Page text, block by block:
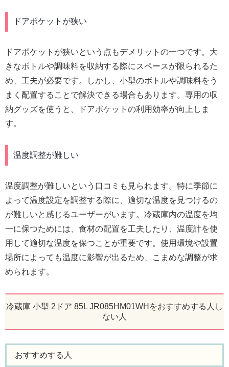
ドアポケットが狭い
ドアポケットが狭いという点もデメリットの一つです。大
きなボトルや調味料を収納する際にスペースが限られるた
め、工夫が必要です。しかし、小型のボトルや調味料をう
まく配置することで解決できる場合もあります。専用の収
納グッズを使うと、ドアポケットの利用効率が向上しま
す。
温度調整が難しい
温度調整が難しいという口コミも見られます。特に季節に
よって温度設定を調整する際に、適切な温度を見つけるの
が難しいと感じるユーザーがいます。冷蔵庫内の温度を均
一に保つためには、食材の配置を工夫したり、温度計を使
用して適切な温度を保つことが重要です。使用環境や設置
場所によっても温度に影響が出るため、こまめな調整が求
められます。
冷蔵庫 小型 2ドア 85L JR085HM01WHをおすすめする人し
ない人
おすすめする人